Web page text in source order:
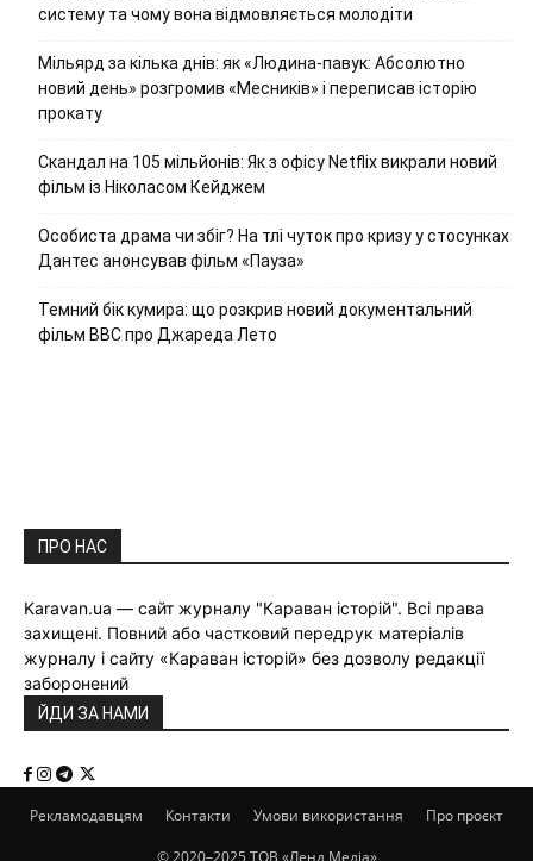
систему та чому вона відмовляється молодіти
Мільярд за кілька днів: як «Людина-павук: Абсолютно
новий день» розгромив «Месників» і переписав історію
прокату
Скандал на 105 мільйонів: Як з офісу Netflix викрали новий
фільм із Ніколасом Кейджем
Особиста драма чи збіг? На тлі чуток про кризу у стосунках
Дантес анонсував фільм «Пауза»
Темний бік кумира: що розкрив новий документальний
фільм ВВС про Джареда Лето
ПРО НАС
Karavan.ua — сайт журналу "Караван історій". Всі права
захищені. Повний або частковий передрук матеріалів
журналу і сайту «Караван історій» без дозволу редакції
заборонений
ЙДИ ЗА НАМИ
Рекламодавцям Контакти Умови використання Про проєкт
© 2020–2025 ТОВ «Ленд Медіа»